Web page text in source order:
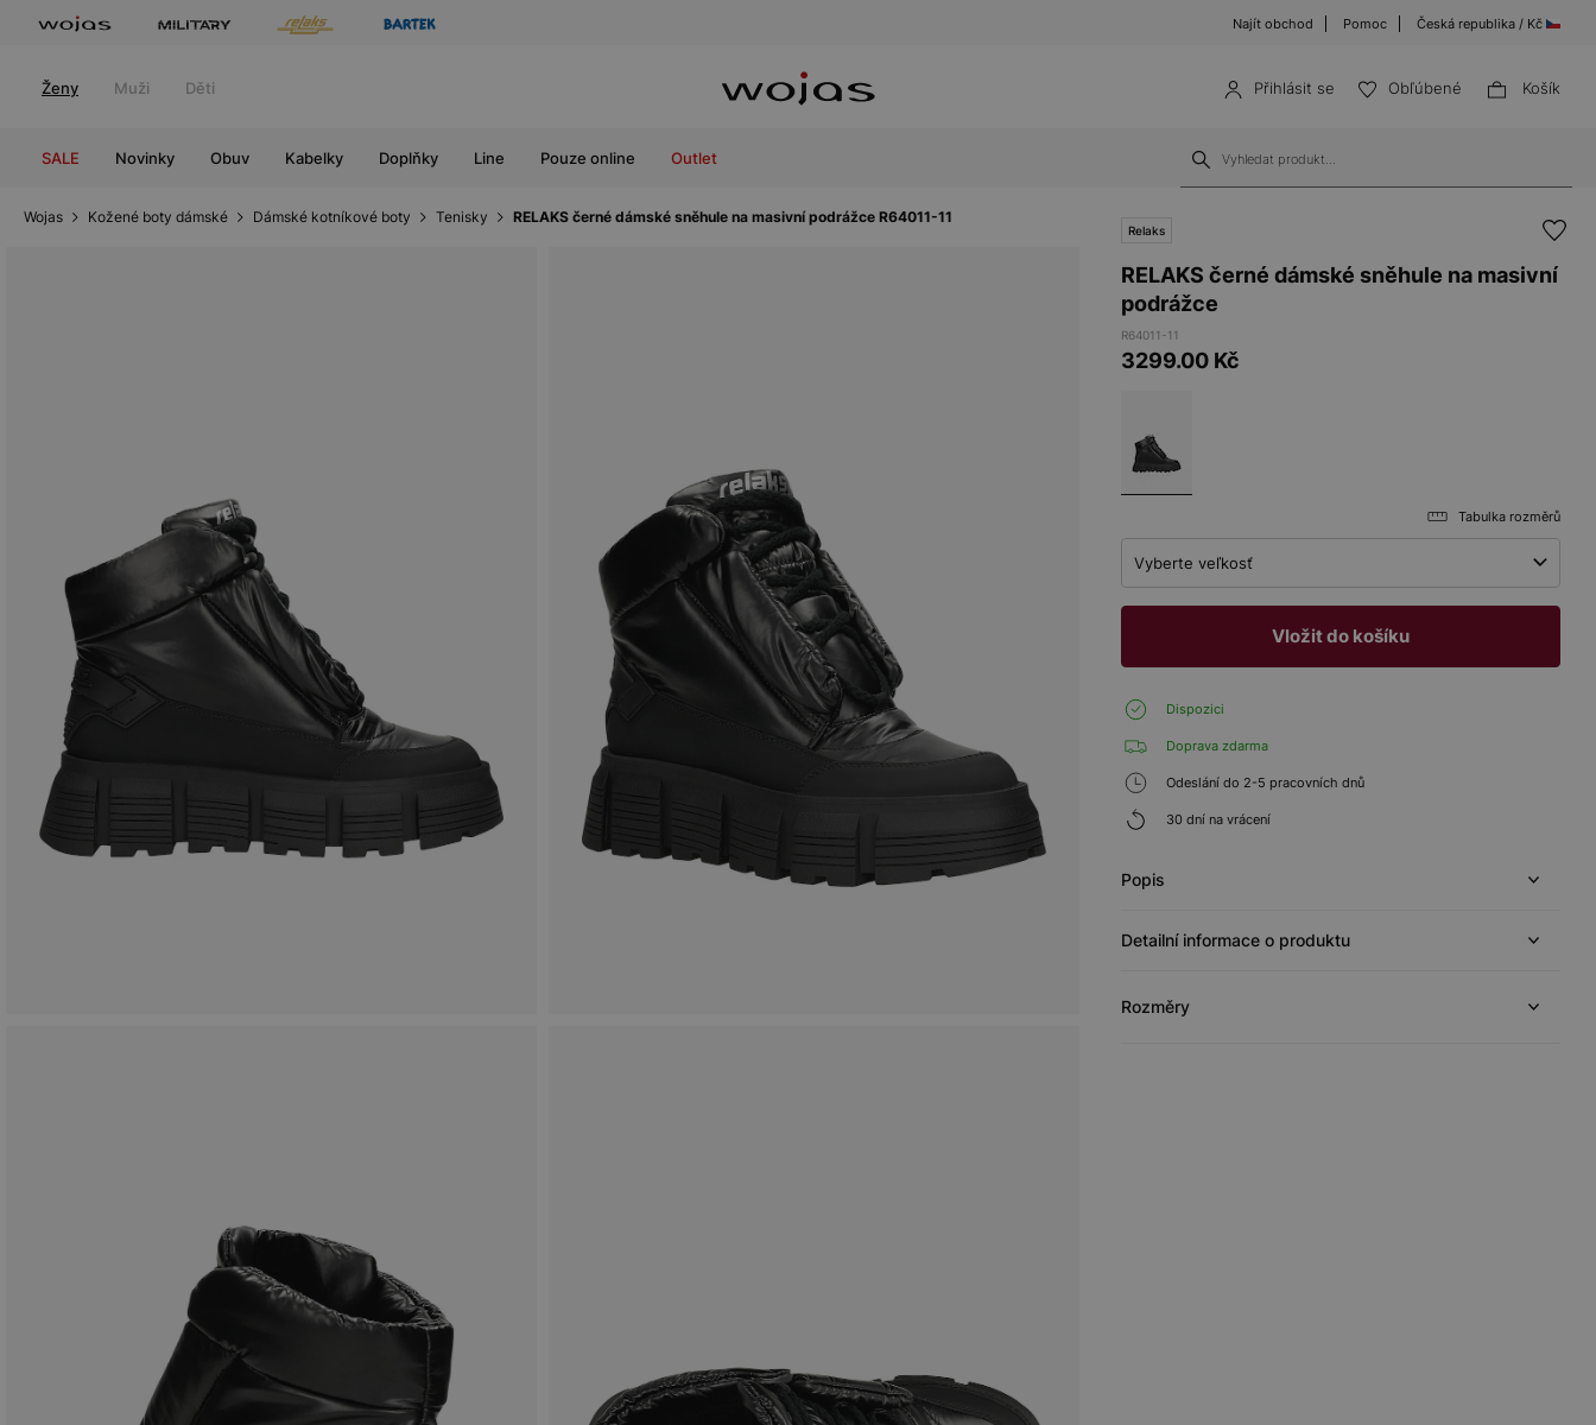
Najít obchod Pomoc Česká republika / Kč
Ženy Muži Děti Přihlásit se Obľúbené Košík
SALE Novinky Obuv Kabelky Doplňky Line Pouze online Outlet
Wojas Kožené boty dámské Dámské kotníkové boty Tenisky RELAKS černé dámské sněhule na masivní podrážce R64011-11
Relaks
RELAKS černé dámské sněhule na masivní
podrážce
R64011-11
3299.00 Kč
Tabulka rozměrů
Vyberte veľkosť
Vložit do košíku
Dispozici
Doprava zdarma
Odeslání do 2-5 pracovních dnů
30 dní na vrácení
Popis
Detailní informace o produktu
Rozměry